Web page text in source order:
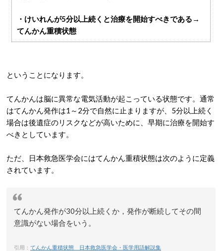
・けいれんが5分以上続くと治療を開始すべきである→
てんかん重積状態
ということになります。
てんかんは脳に異常な電気活動が起こっている状態です。通常
はてんかん発作は1～2分で自然に止まりますが、5分以上続く
場合は後遺症のリスクなどが高いために、早期に治療を開始す
べきとしています。
ただ、日本救急医学会にはてんかん重積状態は次のように定義
されています。
てんかん発作が30分以上続くか，発作が断続してその間
意識がない場合をいう。
引用： てんかん重積状態 日本救急医学会・医学用語解説集